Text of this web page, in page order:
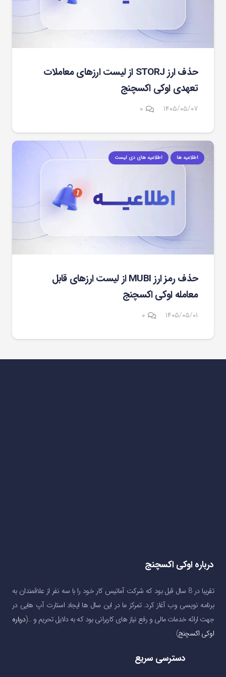
حذف ارز STORJ از لیست ارزهای معاملات
تعهدی اوکی اکسچنج
۱۴۰۵/۰۵/۰۷ ۰
اطلاعیه ها اطلاعیه های دی لیست
حذف رمز ارز MUBI از لیست ارزهای قابل
معامله اوکی اکسچنج
۱۴۰۵/۰۵/۰۱ ۰
درباره اوکی اکسچنج
تقریبا در 8 سال قبل بود که شرکت آماتیس کار خود را با سه نفر از علاقمندان به
برنامه نویسی وب آغاز کرد. تمرکز ما در این سال ها ایجاد استارت آپ هایی در
جهت ارائه خدمات مالی و رفع نیاز های کاربرانی بود که به دلایل تحریم و …(درباره
اوکی اکسچنج)
دسترسی سریع